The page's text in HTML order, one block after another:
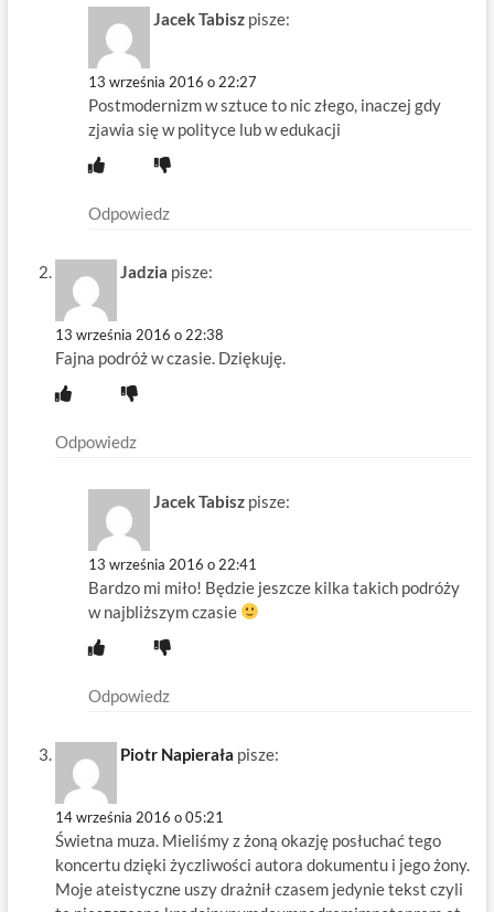
Jacek Tabisz pisze:
13 września 2016 o 22:27
Postmodernizm w sztuce to nic złego, inaczej gdy
zjawia się w polityce lub w edukacji
Odpowiedz
Jadzia pisze:
13 września 2016 o 22:38
Fajna podróż w czasie. Dziękuję.
Odpowiedz
Jacek Tabisz pisze:
13 września 2016 o 22:41
Bardzo mi miło! Będzie jeszcze kilka takich podróży
w najbliższym czasie
Odpowiedz
Piotr Napierała pisze:
14 września 2016 o 05:21
Świetna muza. Mieliśmy z żoną okazję posłuchać tego
koncertu dzięki życzliwości autora dokumentu i jego żony.
Moje ateistyczne uszy drażnił czasem jedynie tekst czyli